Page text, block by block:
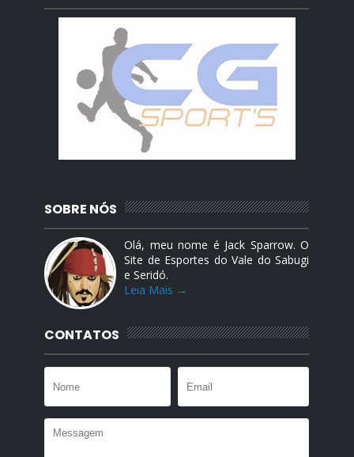
SOBRE NÓS
Olá, meu nome é Jack Sparrow. O
Site de Esportes do Vale do Sabugi
e Seridó.
Leia Mais →
CONTATOS